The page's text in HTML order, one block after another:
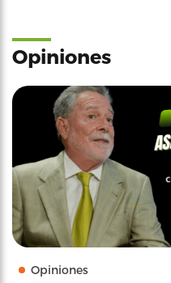
Opiniones
Opiniones